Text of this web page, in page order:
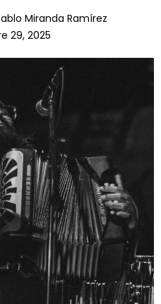
Miranda Ramírez
29, 2025